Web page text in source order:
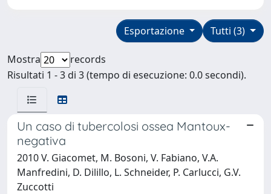
Tutti (3)
Esportazione
Mostra
records
Risultati 1 - 3 di 3 (tempo di esecuzione: 0.0 secondi).
Un caso di tubercolosi ossea Mantoux-
negativa
2010 V. Giacomet, M. Bosoni, V. Fabiano, V.A.
Manfredini, D. Dilillo, L. Schneider, P. Carlucci, G.V.
Zuccotti